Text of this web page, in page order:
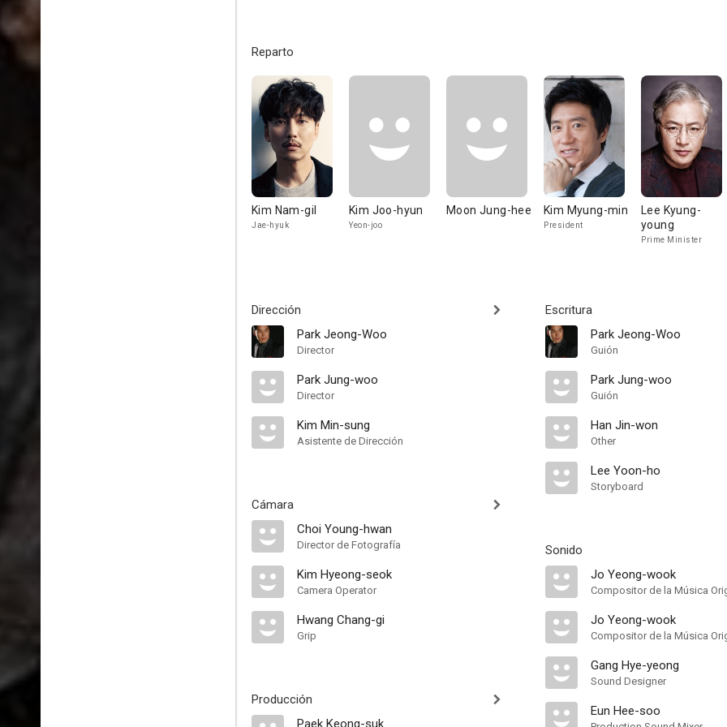
Reparto
Kim Nam-gil
Jae-hyuk
Kim Joo-hyun
Yeon-joo
Moon Jung-hee Kim Myung-min
President
Lee Kyung-
young
Prime Minister
Dirección
Park Jeong-Woo
Director
Park Jung-woo
Director
Kim Min-sung
Asistente de Dirección
Cámara
Choi Young-hwan
Director de Fotografía
Kim Hyeong-seok
Camera Operator
Hwang Chang-gi
Grip
Producción
Paek Keong-suk
Escritura
Park Jeong-Woo
Guión
Park Jung-woo
Guión
Han Jin-won
Other
Lee Yoon-ho
Storyboard
Sonido
Jo Yeong-wook
Compositor de la Música
Jo Yeong-wook
Compositor de la Música
Gang Hye-yeong
Sound Designer
Eun Hee-soo